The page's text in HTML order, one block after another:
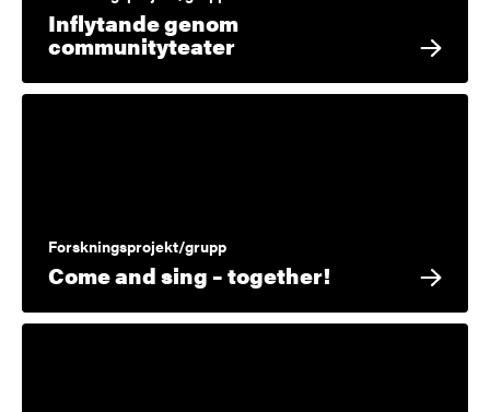
Inflytande genom
communityteater
Forskningsprojekt/grupp
Come and sing – together!